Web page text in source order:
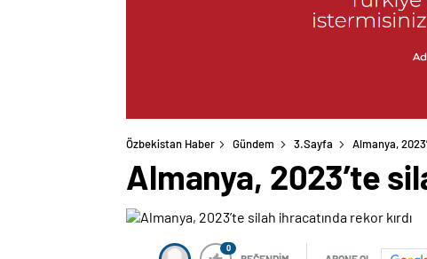
Özbekistan Haber Gündem 3.Sayfa Almanya,
Almanya, 2023’te
0